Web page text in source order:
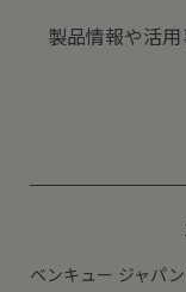
製品情報や活
ベンキュー ジャパ